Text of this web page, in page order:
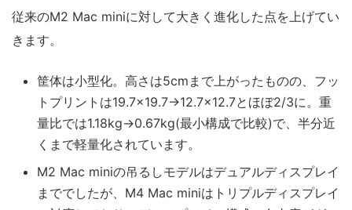
従来のM2 Mac miniに対して大きく進化した点を上げてい
きます。
筐体は小型化。高さは5cmまで上がったものの、フッ
トプリントは19.7×19.7→12.7×12.7とほぼ2/3に。重
量比では1.18kg→0.67kg(最小構成で比較)で、半分近
くまで軽量化されています。
M2 Mac miniの吊るしモデルはデュアルディスプレイ
まででしたが、M4 Mac miniはトリプルディスプレイ